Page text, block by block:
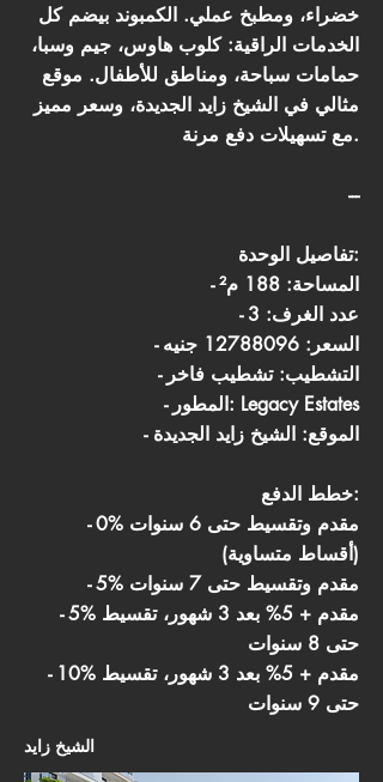
خضراء، ومطبخ عملي. الكمبوند بيضم كل
الخدمات الراقية: كلوب هاوس، جيم وسبا،
حمامات سباحة، ومناطق للأطفال. موقع
مثالي في الشيخ زايد الجديدة، وسعر مميز
مع تسهيلات دفع مرنة.
---
تفاصيل الوحدة:
- المساحة: 188 م²
- عدد الغرف: 3
- السعر: 12788096 جنيه
- التشطيب: تشطيب فاخر
- المطور: Legacy Estates
- الموقع: الشيخ زايد الجديدة
خطط الدفع:
- 0% مقدم وتقسيط حتى 6 سنوات
(أقساط متساوية)
- 5% مقدم وتقسيط حتى 7 سنوات
- 5% مقدم + 5% بعد 3 شهور، تقسيط
حتى 8 سنوات
- 10% مقدم + 5% بعد 3 شهور، تقسيط
حتى 9 سنوات
الشيخ زايد